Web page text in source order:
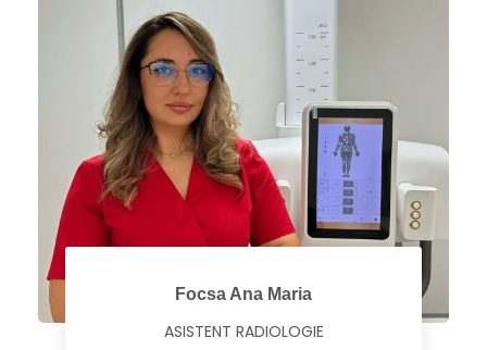
Focsa Ana Maria
ASISTENT RADIOLOGIE